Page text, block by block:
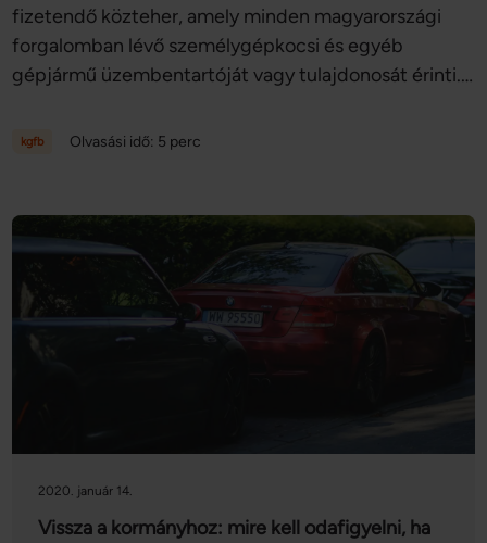
fizetendő közteher, amely minden magyarországi
forgalomban lévő személygépkocsi és egyéb
gépjármű üzembentartóját vagy tulajdonosát érinti.
évről évre változhat. A gépjárműadót 2026-ban egy
fizetnie, milyen kedvezmények és mentességek
vehetők igénybe, valamint azt is, mire kell figyelni
gépjármű adásvétele esetén.
kgfb Olvasási idő: 5 perc
2020. január 14.
Vissza a kormányhoz: mire kell odafigyelni, ha